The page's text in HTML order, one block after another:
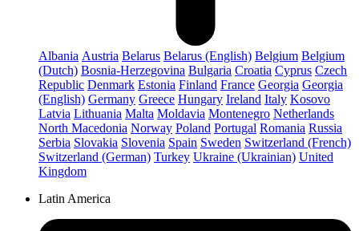
Albania Austria Belarus Belarus (English) Belgium Belgium
(Dutch) Bosnia-Herzegovina Bulgaria Croatia Cyprus Czech
Republic Denmark Estonia Finland France Georgia Georgia
(English) Germany Greece Hungary Ireland Italy Kosovo
Latvia Lithuania Malta Moldavia Montenegro Netherlands
North Macedonia Norway Poland Portugal Romania Russia
Serbia Slovakia Slovenia Spain Sweden Switzerland (French)
Switzerland (German) Turkey Ukraine (Ukrainian) United
Kingdom
Latin America